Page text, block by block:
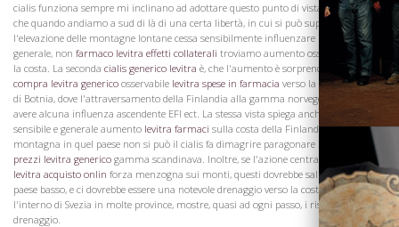
cialis funziona sempre mi inclinano ad adottare questo punto di vista. La prima è,
che quando andiamo a sud di là di una certa libertà, in cui si può supporre che
l'elevazione delle montagne lontane cessa sensibilmente influenzare il livello
generale, non farmaco levitra effetti collaterali troviamo aumento osservabile lungo
la costa. La seconda cialis generico levitra è, che l'aumento è sorprendentemente
compra levitra generico osservabile levitra spese in farmacia verso la testa del Golfo
di Botnia, dove l'attraversamento della Finlandia alla gamma norvegese non può
avere alcuna influenza ascendente EFI ect. La stessa vista spiega anche il meno
sensibile e generale aumento levitra farmaci sulla costa della Finlandia, per la
montagna in quel paese non si può il cialis fa dimagrire paragonare in quota con la
prezzi levitra generico gamma scandinava. Inoltre, se l'azione centrale della elevare
levitra acquisto onlin forza menzogna sui monti, questi dovrebbe salire oltre il
paese basso, e ci dovrebbe essere una notevole drenaggio verso la costa. Ora,
l'interno di Svezia in molte province, mostre, quasi ad ogni passo, i risultati di
drenaggio.